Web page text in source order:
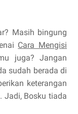
Masih bingung
Cara Mengisi
juga? Jangan
sudah berada di
keterangan
. Jadi, Bosku tiada